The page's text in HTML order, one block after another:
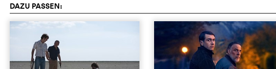
DAZU PASSEN: